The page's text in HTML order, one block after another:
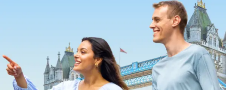
DE
IE
NL
Tickets buchen